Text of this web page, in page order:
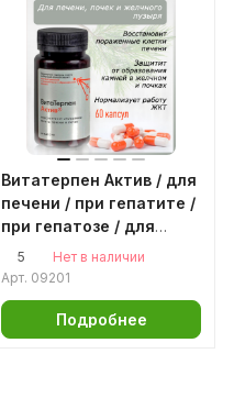
Витатерпен Актив / для
печени / при гепатите /
при гепатозе / для
почек / для
пищеварения / для
/ для селезенки /
противовоспалительное
5
Нет в наличии
Арт. 09201
Подробнее